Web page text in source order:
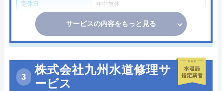
定休日 年中無休
サービスの内容をもっと見る
株式会社九州水道修理サ
ービス